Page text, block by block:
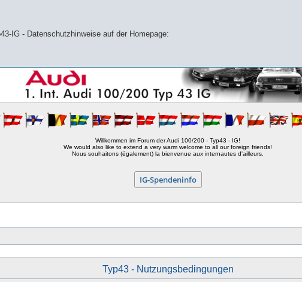
IG - Datenschutzhinweise auf der Homepage:
Willkommen im Forum der Audi 100/200 - Typ43 - IG!
We would also like to extend a very warm welcome to all our foreign friends!
Nous souhaitons (également) la bienvenue aux internautes d'ailleurs.
IG-Spendeninfo
Typ43 - Nutzungsbedingungen